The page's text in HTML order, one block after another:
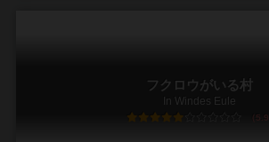
フクロウがいる村
In Windes Eule
5.9